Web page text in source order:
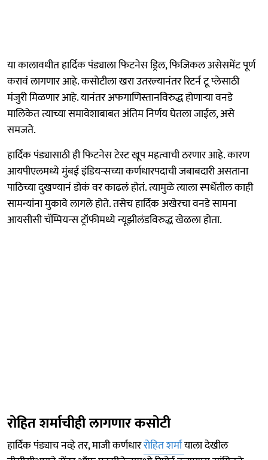
या कालावधीत हार्दिक पंड्याला फिटनेस ड्रिल, फिजिकल असेसमेंट पूर्ण
करावं लागणार आहे. कसोटीला खरा उतरल्यानंतर रिटर्न टू प्लेसाठी
मंजुरी मिळणार आहे. यानंतर अफगाणिस्तानविरुद्ध होणाऱ्या वनडे
मालिकेत त्याच्या समावेशाबाबत अंतिम निर्णय घेतला जाईल, असे
समजते.
हार्दिक पंड्यासाठी ही फिटनेस टेस्ट खूप महत्वाची ठरणार आहे. कारण
आयपीएलमध्ये मुंबई इंडियन्सच्या कर्णधारपदाची जबाबदारी असताना
पाठिच्या दुखण्यानं डोकं वर काढलं होतं. त्यामुळे त्याला स्पर्धेतील काही
सामन्यांना मुकावे लागले होते. तसेच हार्दिक अखेरचा वनडे सामना
आयसीसी चॅम्पियन्स ट्रॉफीमध्ये न्यूझीलंडविरुद्ध खेळला होता.
रोहित शर्माचीही लागणार कसोटी
हार्दिक पंड्याच नव्हे तर, माजी कर्णधाररोहित शर्मायाला देखील